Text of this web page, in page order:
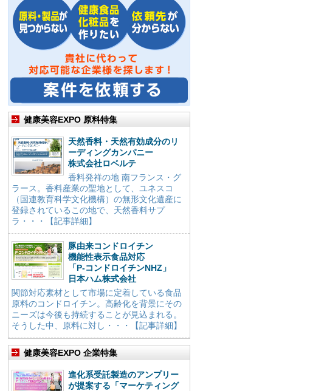
健康美容EXPO 原料特集
天然香料・天然有効成分のリ
ーディングカンパニー
株式会社ロベルテ
香料発祥の地 南フランス・グ
ラース。香料産業の聖地として、ユネスコ
（国連教育科学文化機構）の無形文化遺産に
登録されているこの地で、天然香料サプ
ラ・・・【記事詳細】
豚由来コンドロイチン
機能性表示食品対応
「P-コンドロイチンNHZ」
日本ハム株式会社
関節対応素材として市場に定着している食品
原料のコンドロイチン。高齢化を背景にその
ニーズは今後も持続することが見込まれる。
そうした中、原料に対し・・・【記事詳細】
健康美容EXPO 企業特集
進化系受託製造のアンプリー
が提案する「マーケティング